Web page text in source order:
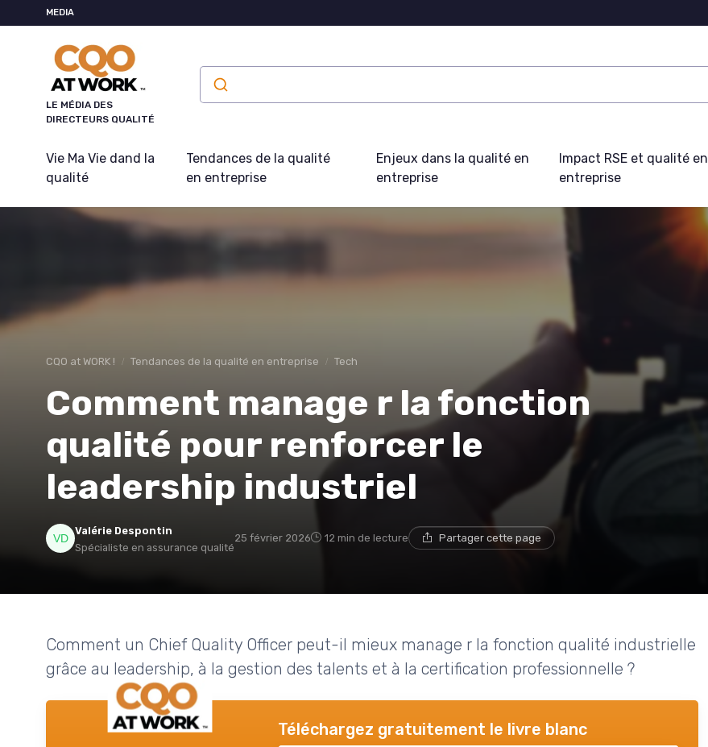
MEDIA
LE MÉDIA DES
DIRECTEURS QUALITÉ
Vie Ma Vie dand la
qualité
Tendances de la qualité
en entreprise
Enjeux dans la qualité en
entreprise
Impact RSE et qualité en
entreprise
CQO at WORK ! Tendances de la qualité en entreprise Tech
Comment manage r la fonction
qualité pour renforcer le
leadership industriel
Valérie Despontin
Spécialiste en assurance qualité
25 février 2026 12 min de lecture Partager cette page
Comment un Chief Quality Officer peut-il mieux manage r la fonction qualité industrielle
grâce au leadership, à la gestion des talents et à la certification professionnelle ?
Téléchargez gratuitement le livre blanc
Panneau de gestion des cookies